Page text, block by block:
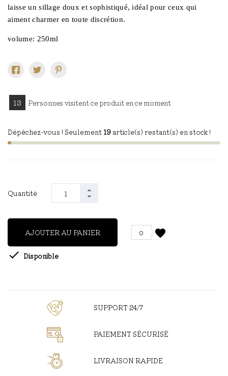
laisse un sillage doux et sophistiqué, idéal pour ceux qui
aiment charmer en toute discrétion.
volume: 250ml
13 Personnes visitent ce produit en ce moment
Dépêchez-vous ! Seulement 19 article(s) restant(s) en stock !
Quantité
AJOUTER AU PANIER favorite
0
 Disponible
SUPPORT 24/7
PAIEMENT SÉCURISÉ
LIVRAISON RAPIDE